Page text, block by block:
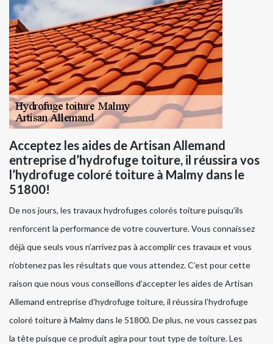
Acceptez les aides de Artisan Allemand
entreprise d’hydrofuge toiture, il réussira vos
l’hydrofuge coloré toiture à Malmy dans le
51800!
De nos jours, les travaux hydrofuges colorés toiture puisqu’ils
renforcent la performance de votre couverture. Vous connaissez
déjà que seuls vous n’arrivez pas à accomplir ces travaux et vous
n’obtenez pas les résultats que vous attendez. C’est pour cette
raison que nous vous conseillons d’accepter les aides de Artisan
Allemand entreprise d’hydrofuge toiture, il réussira l’hydrofuge
coloré toiture à Malmy dans le 51800. De plus, ne vous cassez pas
la tête puisque ce produit agira pour tout type de toiture. Les